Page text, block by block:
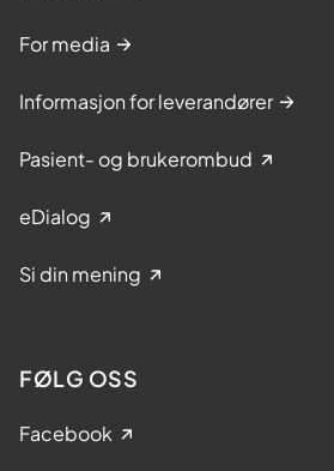
For media
Informasjon for leverandører
Pasient- og brukerombud
eDialog
Si din mening
FØLG OSS
Facebook